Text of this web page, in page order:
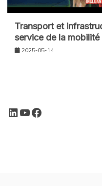
Transport et
service de la mobilité
2025-05-14